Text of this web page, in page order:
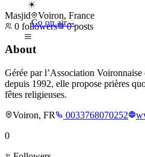
☀
Go on air→
Masjid
Voiron, France
0 followers 0 posts
About
Gérée par l’Association
depuis 1992, elle propose prières
fêtes religieuses.
Voiron, FR
0033768070252
0